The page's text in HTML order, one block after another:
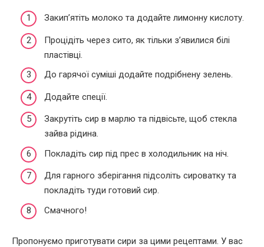
Закип’ятіть молоко та додайте лимонну кислоту.
Процідіть через сито, як тільки з’явилися білі
пластівці.
До гарячої суміші додайте подрібнену зелень.
Додайте спеції.
Закрутіть сир в марлю та підвісьте, щоб стекла
зайва рідина.
Покладіть сир під прес в холодильник на ніч.
Для гарного зберігання підсоліть сироватку та
покладіть туди готовий сир.
Смачного!
Пропонуємо приготувати сири за цими рецептами. У вас